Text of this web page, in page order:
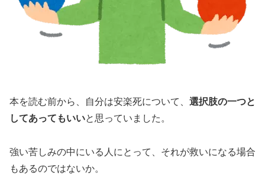
本を読む前から、自分は安楽死について、 選択肢の一つと
してあってもいいと思っていました。
強い苦しみの中にいる人にとって、それが救いになる場合
もあるのではないか。